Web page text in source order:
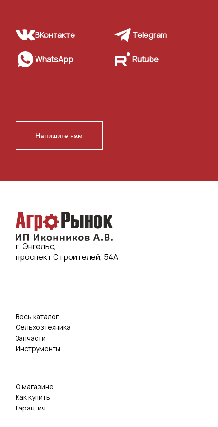
ВКонтакте Telegram
WhatsApp Rutube
Напишите нам
г. Энгельс,
проспект Строителей, 54А
Весь каталог
Сельхозтехника
Запчасти
Инструменты
О магазине
Как купить
Гарантия